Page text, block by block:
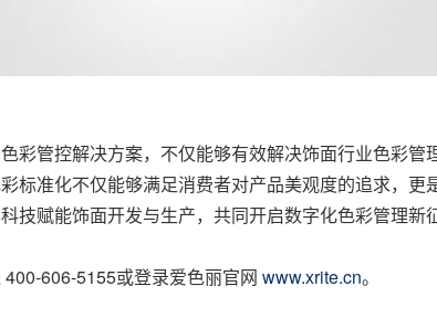
彩管控解决方案，不仅能够有效解决饰面行业色彩
标准化不仅能够满足消费者对产品美观度的追求，
技赋能饰面开发与生产，共同开启数字化色彩管理新
400-606-5155或登录爱色丽官网 www.xrite.cn。